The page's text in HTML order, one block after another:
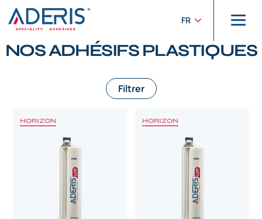
FR
NOS ADHÉSIFS PLASTIQUES
Filtrer
HORIZON HORIZON